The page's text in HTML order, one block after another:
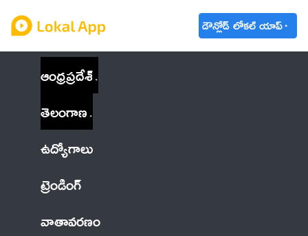
డౌన్లోడ్ లోకల్ యాప్
ఆంధ్రప్రదేశ్
తెలంగాణ
ఉద్యోగాలు
ట్రెండింగ్
వాతావరణం